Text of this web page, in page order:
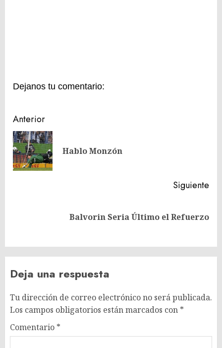
Dejanos tu comentario:
Navegación
de
entradas
Anterior
Hablo Monzón
Siguiente
Balvorin Seria Último el Refuerzo
Deja una respuesta
Tu dirección de correo electrónico no será publicada.
Los campos obligatorios están marcados con *
Comentario *